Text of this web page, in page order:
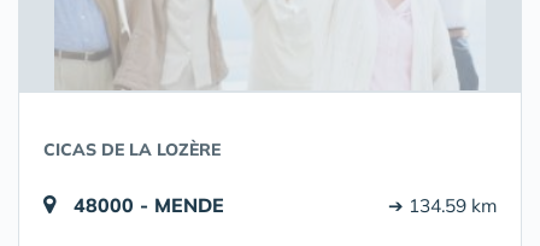
CICAS DE LA LOZÈRE
48000 - MENDE ➔ 134.59 km